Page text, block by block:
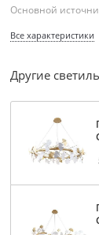
Основной
Все характеристики
Другие